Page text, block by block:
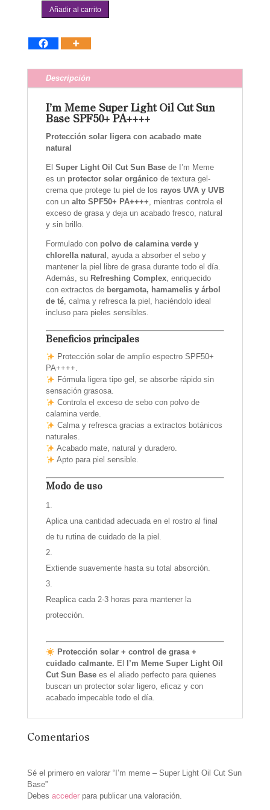
-
Super
Oil
cantidad
Añadir al carrito
Descripción
I’m Meme Super Light Oil Cut Sun
Base SPF50+ PA++++
Protección solar ligera con acabado mate
natural
El Super Light Oil Cut Sun Basede I’m Meme
es un protector solar orgánicode textura gel-
crema que protege tu piel de los rayos UVA y UVB
con un alto SPF50+ PA++++, mientras controla el
exceso de grasa y deja un acabado fresco, natural
y sin brillo.
Formulado con polvo de calamina verde y
chlorella natural , ayuda a absorber el sebo y
mantener la piel libre de grasa durante todo el día.
Además, su Refreshing Complex, enriquecido
con extractos de bergamota, hamamelis y árbol
de té, calma y refresca la piel, haciéndolo ideal
incluso para pieles sensibles.
Beneficios principales
Protección solar de amplio espectro SPF50+
PA++++.
Fórmula ligera tipo gel, se absorbe rápido sin
sensación grasosa.
Controla el exceso de sebo con polvo de
calamina verde.
Calma y refresca gracias a extractos botánicos
naturales.
Acabado mate, natural y duradero.
Apto para piel sensible.
Modo de uso
Aplica una cantidad adecuada en el rostro al final
de tu rutina de cuidado de la piel.
Extiende suavemente hasta su total absorción.
Reaplica cada 2-3 horas para mantener la
protección.
Protección solar + control de grasa +
cuidado calmante. El
I’m Meme Super Light Oil
Cut Sun Basees el aliado perfecto para quienes
buscan un protector solar ligero, eficaz y con
acabado impecable todo el día.
Comentarios
Sé el primero en valorar “I’m meme – Super Light Oil Cut Sun
Base”
Debes accederpara publicar una valoración.